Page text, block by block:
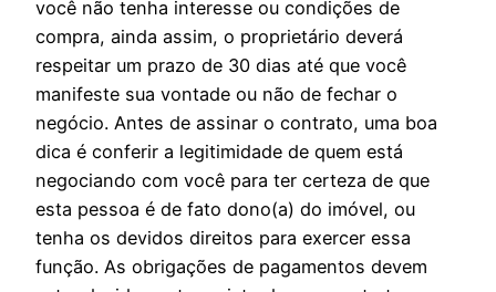
você não tenha interesse ou condições de
compra, ainda assim, o proprietário deverá
respeitar um prazo de 30 dias até que você
manifeste sua vontade ou não de fechar o
negócio. Antes de assinar o contrato, uma boa
dica é conferir a legitimidade de quem está
negociando com você para ter certeza de que
esta pessoa é de fato dono(a) do imóvel, ou
tenha os devidos direitos para exercer essa
função. As obrigações de pagamentos devem